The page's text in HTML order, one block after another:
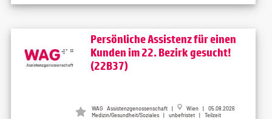
Persönliche Assistenz für einen
Kunden im 22. Bezirk gesucht!
(22B37)
WAG Assistenzgenossenschaft |
Wien | 05.08.2026
Medizin/Gesundheit/Soziales | unbefristet | Teilzeit